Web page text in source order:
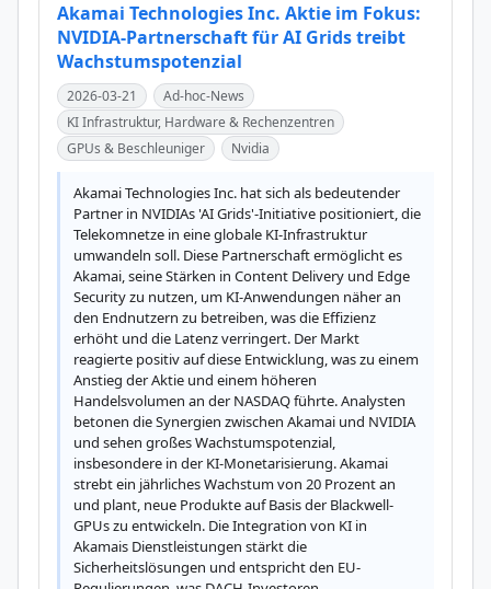
Akamai Technologies Inc. Aktie im Fokus:
NVIDIA-Partnerschaft für AI Grids treibt
Wachstumspotenzial
2026-03-21
Ad-hoc-News
KI Infrastruktur, Hardware & Rechenzentren
GPUs & Beschleuniger
Nvidia
Akamai Technologies Inc. hat sich als bedeutender
Partner in NVIDIAs 'AI Grids'-Initiative positioniert, die
Telekomnetze in eine globale KI-Infrastruktur
umwandeln soll. Diese Partnerschaft ermöglicht es
Akamai, seine Stärken in Content Delivery und Edge
Security zu nutzen, um KI-Anwendungen näher an
den Endnutzern zu betreiben, was die Effizienz
erhöht und die Latenz verringert. Der Markt
reagierte positiv auf diese Entwicklung, was zu einem
Anstieg der Aktie und einem höheren
Handelsvolumen an der NASDAQ führte. Analysten
betonen die Synergien zwischen Akamai und NVIDIA
und sehen großes Wachstumspotenzial,
insbesondere in der KI-Monetarisierung. Akamai
strebt ein jährliches Wachstum von 20 Prozent an
und plant, neue Produkte auf Basis der Blackwell-
GPUs zu entwickeln. Die Integration von KI in
Akamais Dienstleistungen stärkt die
Sicherheitslösungen und entspricht den EU-